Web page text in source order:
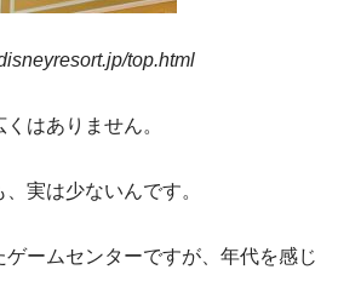
top.html
はありません。
実は少ないんです。
ームセンターですが、年代を感じ